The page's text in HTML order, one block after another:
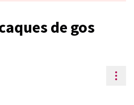
de gos